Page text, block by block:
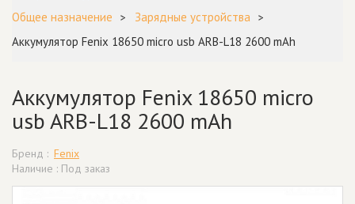
Общее назначение
Зарядные устройства
Аккумулятор Fenix 18650 micro usb ARB-L18 2600 mAh
Аккумулятор Fenix 18650 micro
usb ARB-L18 2600 mAh
Бренд : Fenix
Наличие : Под заказ